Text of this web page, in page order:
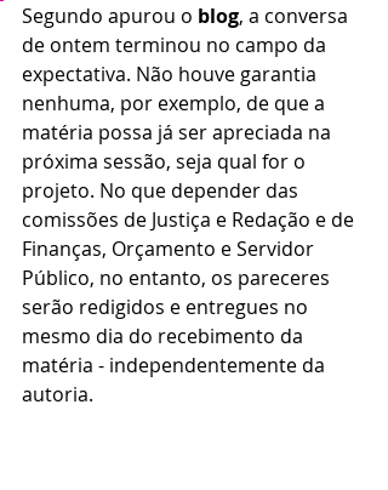
Segundo apurou o blog, a conversa
de ontem terminou no campo da
expectativa. Não houve garantia
nenhuma, por exemplo, de que a
matéria possa já ser apreciada na
próxima sessão, seja qual for o
projeto. No que depender das
comissões de Justiça e Redação e de
Finanças, Orçamento e Servidor
Público, no entanto, os pareceres
serão redigidos e entregues no
mesmo dia do recebimento da
matéria - independentemente da
autoria.